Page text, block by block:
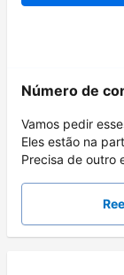
Número de
Vamos pedir
Eles estão na
Precisa de outro